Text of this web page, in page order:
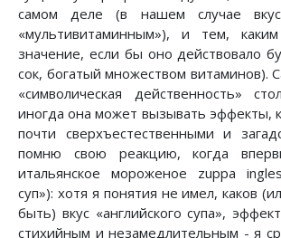
самом деле (в нашем случае
«мультивитаминным»), и тем,
значение, если бы оно действовало
сок, богатый множеством витаминов).
«символическая действенность»
иногда она может вызывать эффекты,
почти сверхъестественными и
помню свою реакцию, когда
итальянское мороженое zuppa
суп»): хотя я понятия не имел, каков
быть) вкус «английского супа»,
стихийным и незамедлительным - я